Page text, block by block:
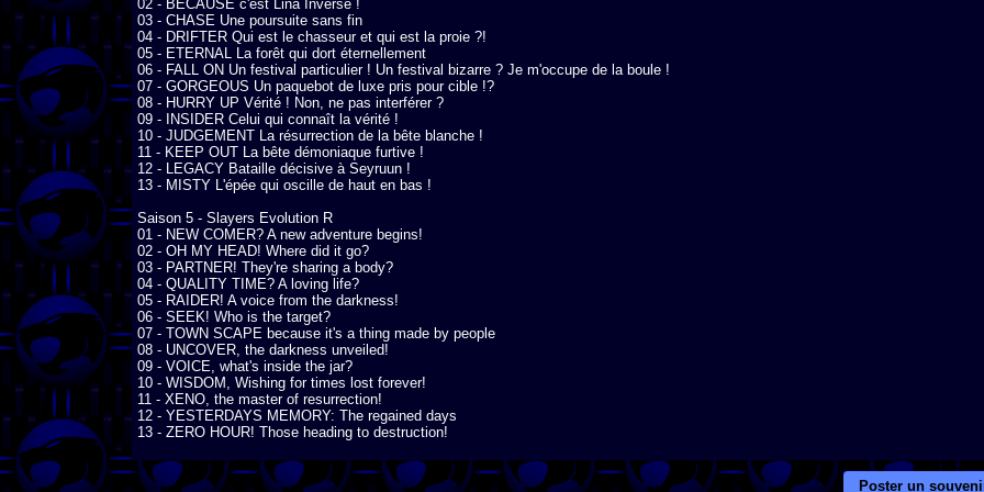
02 - BECAUSE c'est Lina Inverse !
03 - CHASE Une poursuite sans fin
04 - DRIFTER Qui est le chasseur et qui est la proie ?!
05 - ETERNAL La forêt qui dort éternellement
06 - FALL ON Un festival particulier ! Un festival bizarre ? Je m'occupe de la boule !
07 - GORGEOUS Un paquebot de luxe pris pour cible !?
08 - HURRY UP Vérité ! Non, ne pas interférer ?
09 - INSIDER Celui qui connaît la vérité !
10 - JUDGEMENT La résurrection de la bête blanche !
11 - KEEP OUT La bête démoniaque furtive !
12 - LEGACY Bataille décisive à Seyruun !
13 - MISTY L'épée qui oscille de haut en bas !
Saison 5 - Slayers Evolution R
01 - NEW COMER? A new adventure begins!
02 - OH MY HEAD! Where did it go?
03 - PARTNER! They're sharing a body?
04 - QUALITY TIME? A loving life?
05 - RAIDER! A voice from the darkness!
06 - SEEK! Who is the target?
07 - TOWN SCAPE because it's a thing made by people
08 - UNCOVER, the darkness unveiled!
09 - VOICE, what's inside the jar?
10 - WISDOM, Wishing for times lost forever!
11 - XENO, the master of resurrection!
12 - YESTERDAYS MEMORY: The regained days
13 - ZERO HOUR! Those heading to destruction!
Poster un